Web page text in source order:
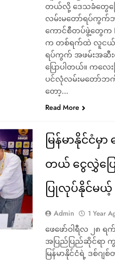
တယ်လို့ ဒေသခံတွေပြေ
လမ်းမတော်ရပ်ကွက်
ကောင်စီတပ်ဖွဲ့တွေက
က တစ်ရက်ထဲ လူငယ် ၈
ရပ်ကွက် အဖမ်းအဆီး
ပြောပါတယ်။ ကလေ
ပင်လုံလမ်းမတော်ဘ
တော့…
Read More
မြန်မာနိုင်ငံ
တယ် ငွေလွှဲပြေ
ပြုလုပ်နိုင်မယ့်
Admin 1 Year
ဖေဖော်ဝါရီလ ၂၈ ရ
အပြည်ပြည်ဆိုင်ရာ ကွန်
မြန်မာနိုင်ငံရဲ့ ဒစ်ဂ